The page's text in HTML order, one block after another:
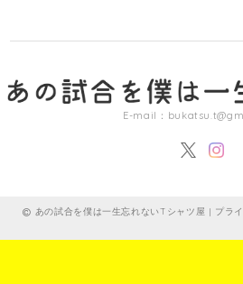
E-mail：
あの試合を僕は一生忘れないTシャツ屋 | プラ